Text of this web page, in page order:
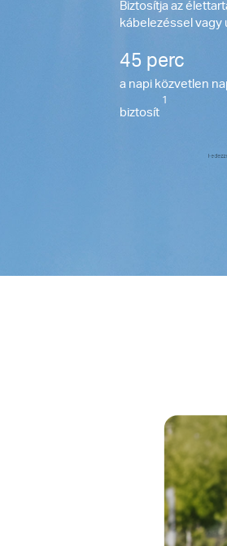
Biztosítja az
kábelezéssel vagy
45 perc
a napi közvetlen
biztosít
1